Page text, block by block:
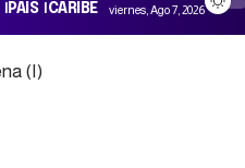
PAIS CARIBE viernes, Ago 7, 2026